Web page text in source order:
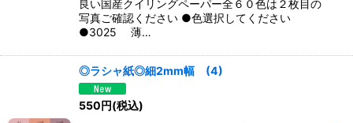
良い国産クイリングペーパー全６０色は２枚目の
写真ご確認ください ●色選択してください
●3025 薄…
◎ラシャ紙◎細2mm幅 (4)
550円(税込)